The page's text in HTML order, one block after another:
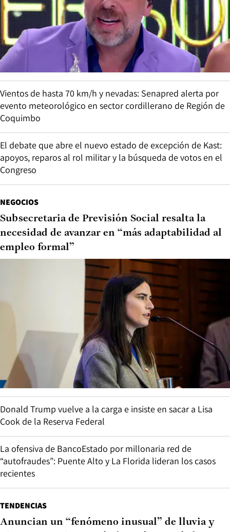
Vientos de hasta 70 km/h y nevadas: Senapred alerta por
evento meteorológico en sector cordillerano de Región de
Coquimbo
El debate que abre el nuevo estado de excepción de Kast:
apoyos, reparos al rol militar y la búsqueda de votos en el
Congreso
NEGOCIOS
Subsecretaria de Previsión Social resalta la
necesidad de avanzar en “más adaptabilidad al
empleo formal”
Donald Trump vuelve a la carga e insiste en sacar a Lisa
Cook de la Reserva Federal
La ofensiva de BancoEstado por millonaria red de
“autofraudes”: Puente Alto y La Florida lideran los casos
recientes
TENDENCIAS
Anuncian un “fenómeno inusual” de lluvia y